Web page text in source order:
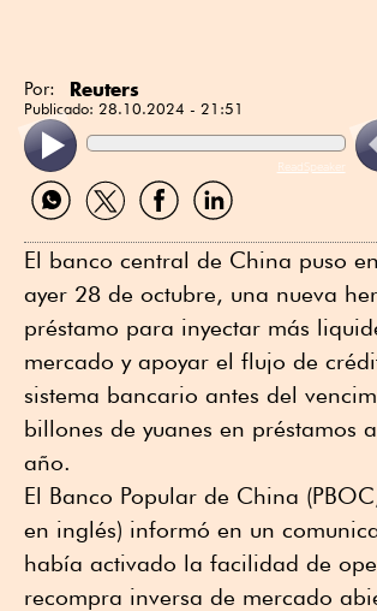
Por: Reuters
Publicado: 28.10.2024 - 21:51
ReadSpeaker
Compartir
por
Compartir
por
Compartir
por
Compartir
por
El banco central de China puso
ayer 28 de octubre, una nueva
préstamo para inyectar más
mercado y apoyar el flujo de
sistema bancario antes del
billones de yuanes en préstamos
año.
El Banco Popular de China
en inglés) informó en un
había activado la facilidad de
recompra inversa de mercado